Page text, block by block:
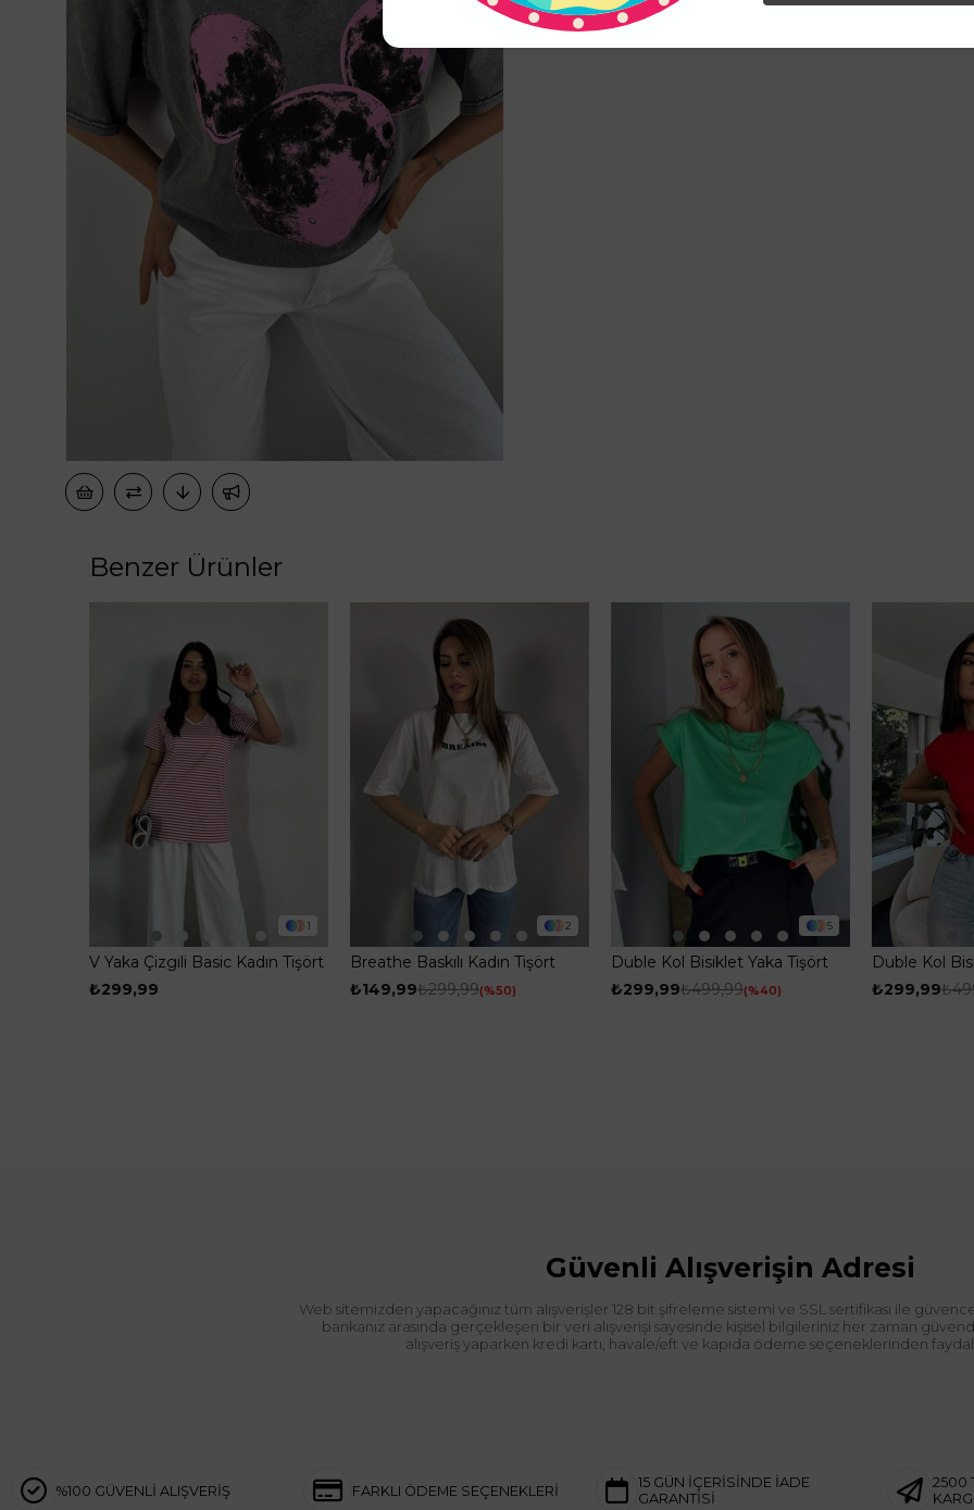
Benzer Ürünler
1
V Yaka Çizgili Basic Kadın Tişört
Pembe
₺299,99
2
Breathe Baskılı Kadın Tişört
Beyaz
₺149,99₺299,99 %50
5
Duble Kol Bisiklet Yaka Tişört
Yeşil
₺299,99₺499,99 %40
Duble Kol
Kırmızı
₺299,99
Güvenli Alışverişin Adresi
Web sitemizden yapacağınız tüm alışverişler 128 bit şifreleme sistemi ve SSL sertifikası ile
bankanız arasında gerçekleşen bir veri alışverişi sayesinde kişisel bilgileriniz her zaman
alışveriş yaparken kredi kartı, havale/eft ve kapıda ödeme seçeneklerinden
%100 GÜVENLİ ALIŞVERİŞ FARKLI ÖDEME SEÇENEKLERİ
15 GÜN İÇERİSİNDE İADE
GARANTİSİ
2500